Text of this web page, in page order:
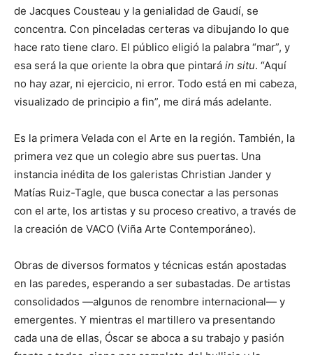
de Jacques Cousteau y la genialidad de Gaudí, se
concentra. Con pinceladas certeras va dibujando lo que
hace rato tiene claro. El público eligió la palabra “mar”, y
esa será la que oriente la obra que pintará in situ. “Aquí
no hay azar, ni ejercicio, ni error. Todo está en mi cabeza,
visualizado de principio a fin”, me dirá más adelante.
Es la primera Velada con el Arte en la región. También, la
primera vez que un colegio abre sus puertas. Una
instancia inédita de los galeristas Christian Jander y
Matías Ruiz-Tagle, que busca conectar a las personas
con el arte, los artistas y su proceso creativo, a través de
la creación de VACO (Viña Arte Contemporáneo).
Obras de diversos formatos y técnicas están apostadas
en las paredes, esperando a ser subastadas. De artistas
consolidados —algunos de renombre internacional— y
emergentes. Y mientras el martillero va presentando
cada una de ellas, Óscar se aboca a su trabajo y pasión